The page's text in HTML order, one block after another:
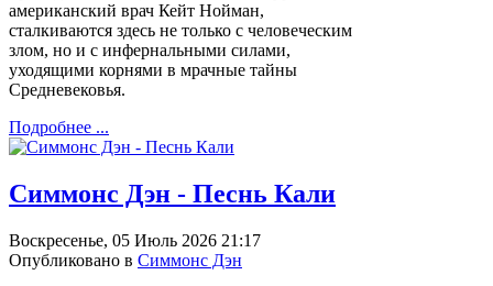
американский врач Кейт Нойман,
сталкиваются здесь не только с человеческим
злом, но и с инфернальными силами,
уходящими корнями в мрачные тайны
Средневековья.
Подробнее ...
Симмонс Дэн - Песнь Кали
Воскресенье, 05 Июль 2026 21:17
Опубликовано в Симмонс Дэн